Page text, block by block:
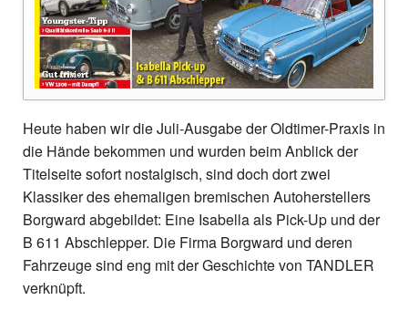
Heute haben wir die Juli-Ausgabe der Oldtimer-Praxis in
die Hände bekommen und wurden beim Anblick der
Titelseite sofort nostalgisch, sind doch dort zwei
Klassiker des ehemaligen bremischen Autoherstellers
Borgward abgebildet: Eine Isabella als Pick-Up und der
B 611 Abschlepper. Die Firma Borgward und deren
Fahrzeuge sind eng mit der Geschichte von TANDLER
verknüpft.